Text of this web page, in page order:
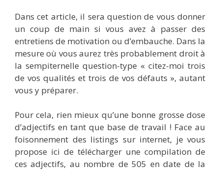
Dans cet article, il sera question de vous donner
un coup de main si vous avez à passer des
entretiens de motivation ou d’embauche. Dans la
mesure où vous aurez très probablement droit à
la sempiternelle question-type « citez-moi trois
de vos qualités et trois de vos défauts », autant
vous y préparer.
Pour cela, rien mieux qu’une bonne grosse dose
d’adjectifs en tant que base de travail ! Face au
foisonnement des listings sur internet, je vous
propose ici de télécharger une compilation de
ces adjectifs, au nombre de 505 en date de la